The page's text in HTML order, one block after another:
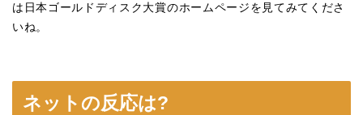
は日本ゴールドディスク大賞のホームページを見てみてくださ
いね。
ネットの反応は?